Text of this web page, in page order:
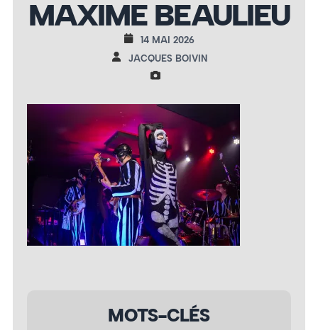
MAXIME BEAULIEU
14 MAI 2026
JACQUES BOIVIN
MOTS-CLÉS